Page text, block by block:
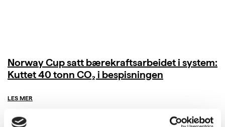
Norway Cup satt bærekraftsarbeidet i system:
Kuttet 40 tonn CO₂ i bespisningen
LES MER